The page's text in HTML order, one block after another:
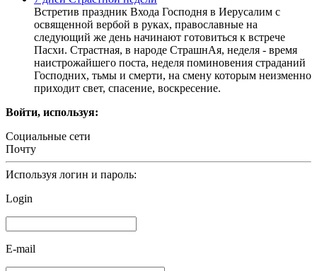
Встретив праздник Входа Господня в Иерусалим с
освященной вербой в руках, православные на
следующий же день начинают готовиться к встрече
Пасхи. Страстная, в народе СтрашнАя, неделя - время
наистрожайшего поста, неделя поминовения страданий
Господних, тьмы и смерти, на смену которым неизменно
приходит свет, спасение, воскресение.
Войти, используя:
Социальные сети
Почту
Используя логин и пароль:
Login
E-mail